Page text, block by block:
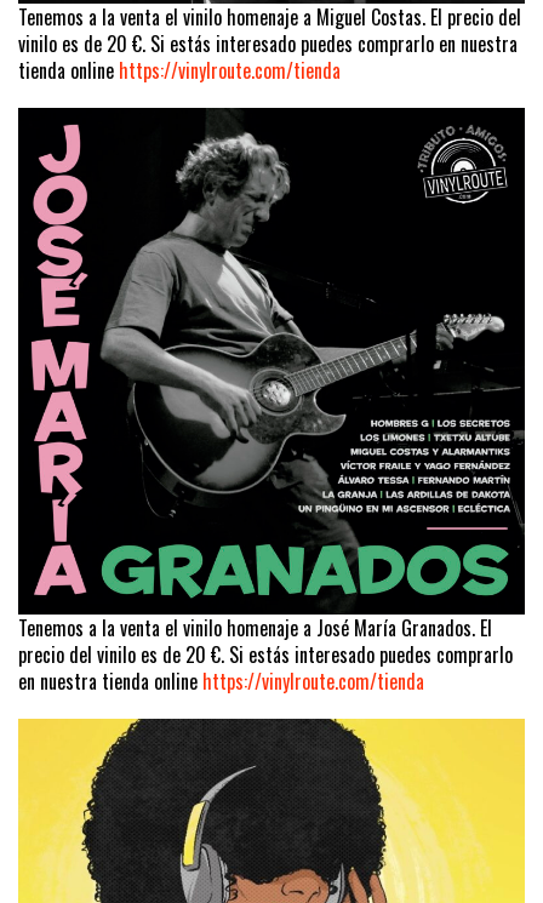
Tenemos a la venta el vinilo homenaje a Miguel Costas. El precio del
vinilo es de 20 €. Si estás interesado puedes comprarlo en nuestra
tienda online https://vinylroute.com/tienda
Tenemos a la venta el vinilo homenaje a José María Granados. El
precio del vinilo es de 20 €. Si estás interesado puedes comprarlo
en nuestra tienda online https://vinylroute.com/tienda